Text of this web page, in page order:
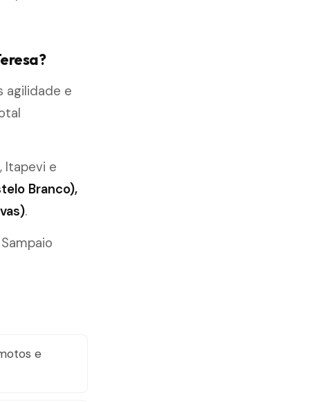
agilidade e
Itapevi e
Branco),
.
e